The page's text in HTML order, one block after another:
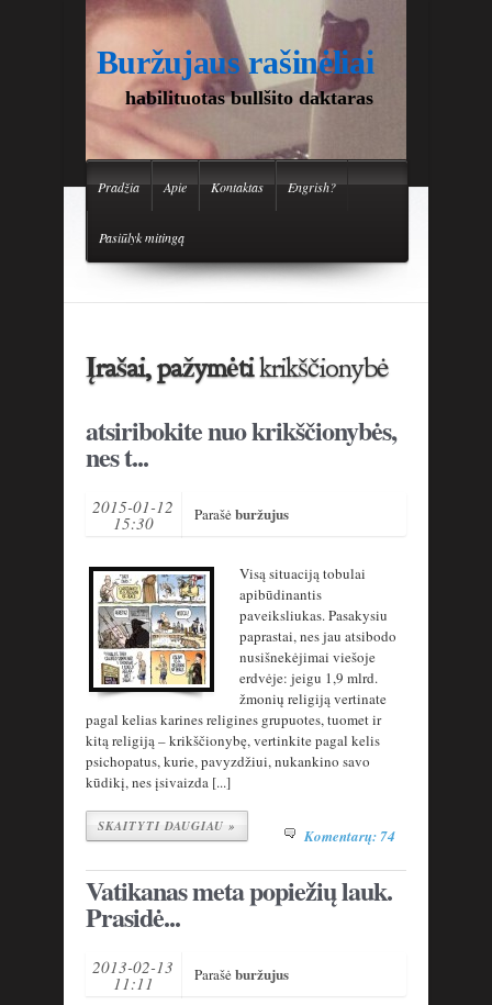
Buržujaus rašinėliai
habilituotas bullšito daktaras
Pradžia Apie Kontaktas Engrish?
Pasiūlyk mitingą
Įrašai, pažymėtikrikščionybė
atsiribokite nuo krikščionybės,
nes t...
2015-01-12
15:30 Parašėburžujus
Visą situaciją tobulai
apibūdinantis
paveiksliukas. Pasakysiu
paprastai, nes jau atsibodo
nusišnekėjimai viešoje
erdvėje: jeigu 1,9 mlrd.
žmonių religiją vertinate
pagal kelias karines religines grupuotes, tuomet ir
kitą religiją – krikščionybę, vertinkite pagal kelis
psichopatus, kurie, pavyzdžiui, nukankino savo
kūdikį, nes įsivaizda [...]
SKAITYTI DAUGIAU » Komentarų: 74
Vatikanas meta popiežių lauk.
Prasidė...
2013-02-13
11:11 Parašėburžujus